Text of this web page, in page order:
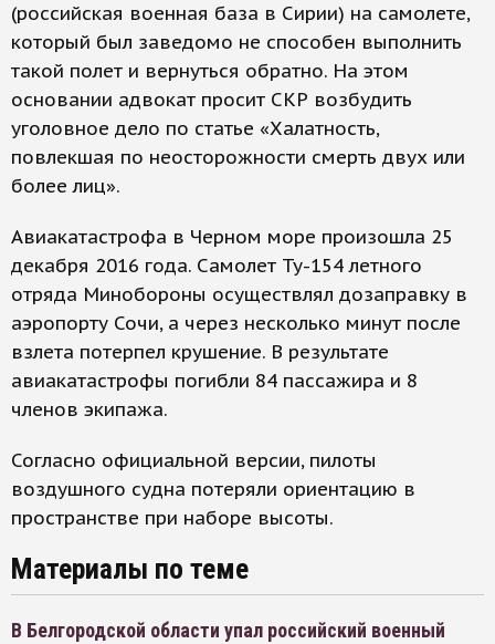
(российская военная база в Сирии) на самолете,
который был заведомо не способен выполнить
такой полет и вернуться обратно. На этом
основании адвокат просит СКР возбудить
уголовное дело по статье «Халатность,
повлекшая по неосторожности смерть двух или
более лиц».
Авиакатастрофа в Черном море произошла 25
декабря 2016 года. Самолет Ту-154 летного
отряда Минобороны осуществлял дозаправку в
аэропорту Сочи, а через несколько минут после
взлета потерпел крушение. В результате
авиакатастрофы погибли 84 пассажира и 8
членов экипажа.
Согласно официальной версии, пилоты
воздушного судна потеряли ориентацию в
пространстве при наборе высоты.
Материалы по теме
В Белгородской области упал российский военный